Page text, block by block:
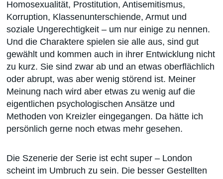
Homosexualität, Prostitution, Antisemitismus,
Korruption, Klassenunterschiende, Armut und
soziale Ungerechtigkeit – um nur einige zu nennen.
Und die Charaktere spielen sie alle aus, sind gut
gewählt und kommen auch in ihrer Entwicklung nicht
zu kurz. Sie sind zwar ab und an etwas oberflächlich
oder abrupt, was aber wenig störend ist. Meiner
Meinung nach wird aber etwas zu wenig auf die
eigentlichen psychologischen Ansätze und
Methoden von Kreizler eingegangen. Da hätte ich
persönlich gerne noch etwas mehr gesehen.
Die Szenerie der Serie ist echt super – London
scheint im Umbruch zu sein. Die besser Gestellten